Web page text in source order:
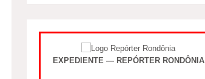
EXPEDIENTE — REPÓRTER RONDÔNIA